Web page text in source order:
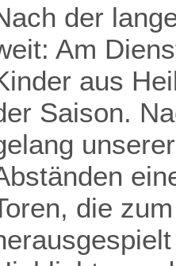
der
Am
aus
Saison.
die